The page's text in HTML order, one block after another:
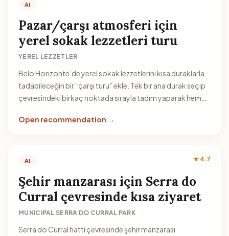
AI
Pazar/çarşı atmosferi için
yerel sokak lezzetleri turu
YEREL LEZZETLER
Belo Horizonte’de yerel sokak lezzetlerini kısa duraklarla
tadabileceğin bir “çarşı turu” ekle. Tek bir ana durak seçip
çevresindeki birkaç noktada sırayla tadım yaparak hem
Open recommendation →
AI ★ 4.7
Şehir manzarası için Serra do
Curral çevresinde kısa ziyaret
MUNICIPAL SERRA DO CURRAL PARK
Serra do Curral hattı çevresinde şehir manzarası